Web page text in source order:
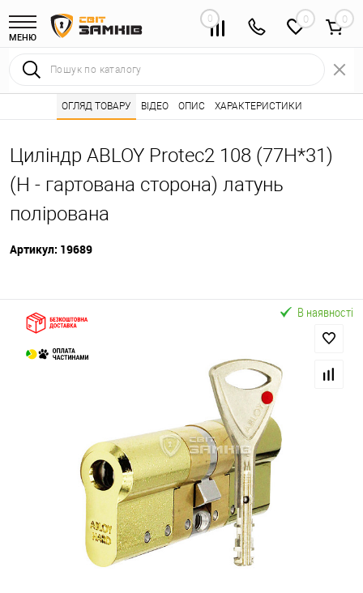
МЕНЮ
0 0
Інтернет магазин замків • Каталог товарів ⭐ • Серцевини
Циліндр ABLOY Protec2 108 (77H*31)
(H - гартована сторона) латунь
полірована
Артикул: 19689
ОГЛЯД ТОВАРУ ВІДЕО ОПИС ХАРАКТЕРИСТИКИ
В наявності